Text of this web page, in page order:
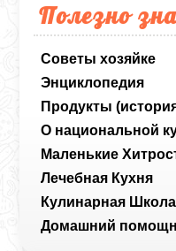
Полезно
Советы хозяйке
Энциклопедия
Продукты
О национальной
Маленькие
Лечебная Кухня
Кулинарная Школа
Домашний